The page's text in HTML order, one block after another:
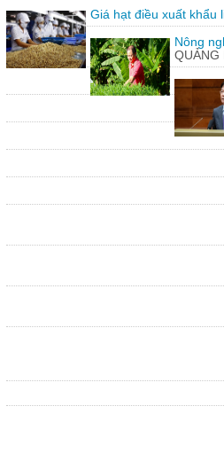
Giá hạt điều xuất khẩu
Nông